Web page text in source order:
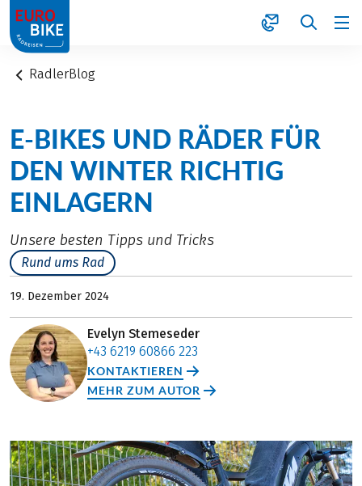
1
RadlerBlog
E-BIKES UND RÄDER FÜR
DEN WINTER RICHTIG
EINLAGERN
Unsere besten Tipps und Tricks
Rund ums Rad
19. Dezember 2024
Evelyn Stemeseder
+43 6219 60866 223
KONTAKTIEREN
MEHR ZUM AUTOR